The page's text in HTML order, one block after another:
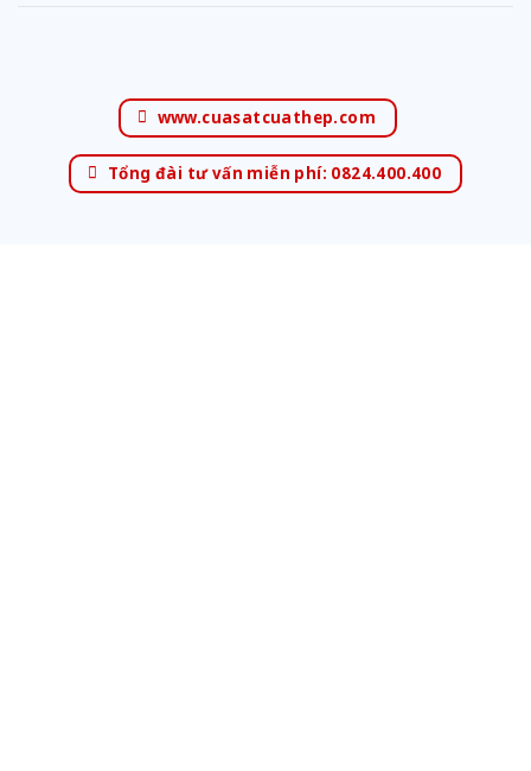
www.cuasatcuathep.com
Tổng đài tư vấn miễn phí: 0824.400.400